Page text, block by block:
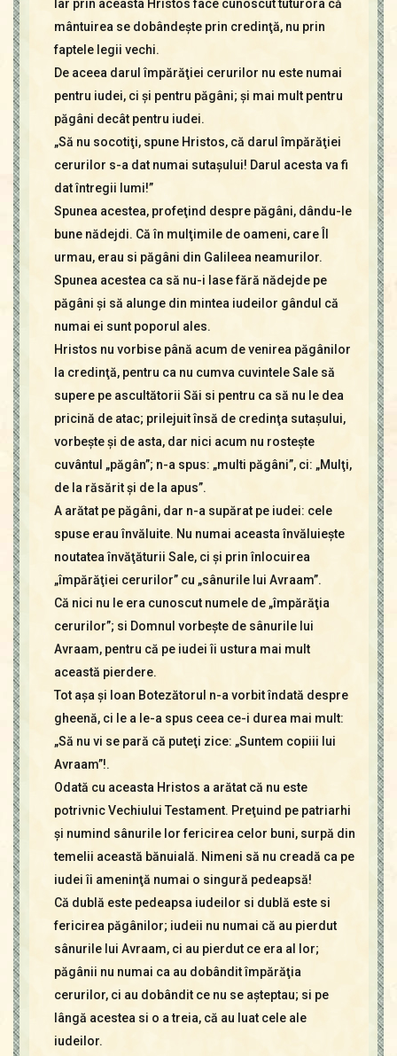
Iar prin aceasta Hristos face cunoscut tuturora că
mântuirea se dobândeşte prin credinţă, nu prin
faptele legii vechi.
De aceea darul împărăţiei cerurilor nu este numai
pentru iudei, ci şi pentru păgâni; şi mai mult pentru
păgâni decât pentru iudei.
„Să nu socotiţi, spune Hristos, că darul împărăţiei
cerurilor s-a dat numai sutaşului! Darul acesta va fi
dat întregii lumi!”
Spunea acestea, profeţind despre păgâni, dându-le
bune nădejdi. Că în mulţimile de oameni, care Îl
urmau, erau si păgâni din Galileea neamurilor.
Spunea acestea ca să nu-i lase fără nădejde pe
păgâni şi să alunge din mintea iudeilor gândul că
numai ei sunt poporul ales.
Hristos nu vorbise până acum de venirea păgânilor
la credinţă, pentru ca nu cumva cuvintele Sale să
supere pe ascultătorii Săi si pentru ca să nu le dea
pricină de atac; prilejuit însă de credinţa sutaşului,
vorbeşte şi de asta, dar nici acum nu rosteşte
cuvântul „păgân”; n-a spus: „multi păgâni”, ci: „Mulţi,
de la răsărit şi de la apus”.
A arătat pe păgâni, dar n-a supărat pe iudei: cele
spuse erau învăluite. Nu numai aceasta învăluieşte
noutatea învăţăturii Sale, ci şi prin înlocuirea
„împărăţiei cerurilor” cu „sânurile lui Avraam”.
Că nici nu le era cunoscut numele de „împărăţia
cerurilor”; si Domnul vorbeşte de sânurile lui
Avraam, pentru că pe iudei îi ustura mai mult
această pierdere.
Tot aşa şi Ioan Botezătorul n-a vorbit îndată despre
gheenă, ci le a le-a spus ceea ce-i durea mai mult:
„Să nu vi se pară că puteţi zice: „Suntem copiii lui
Avraam”!.
Odată cu aceasta Hristos a arătat că nu este
potrivnic Vechiului Testament. Preţuind pe patriarhi
şi numind sânurile lor fericirea celor buni, surpă din
temelii această bănuială. Nimeni să nu creadă ca pe
iudei îi ameninţă numai o singură pedeapsă!
Că dublă este pedeapsa iudeilor si dublă este si
fericirea păgânilor; iudeii nu numai că au pierdut
sânurile lui Avraam, ci au pierdut ce era al lor;
păgânii nu numai ca au dobândit împărăţia
cerurilor, ci au dobândit ce nu se aşteptau; si pe
lângă acestea si o a treia, că au luat cele ale
iudeilor.